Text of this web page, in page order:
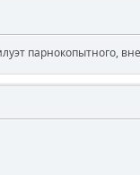
парнокопытного,